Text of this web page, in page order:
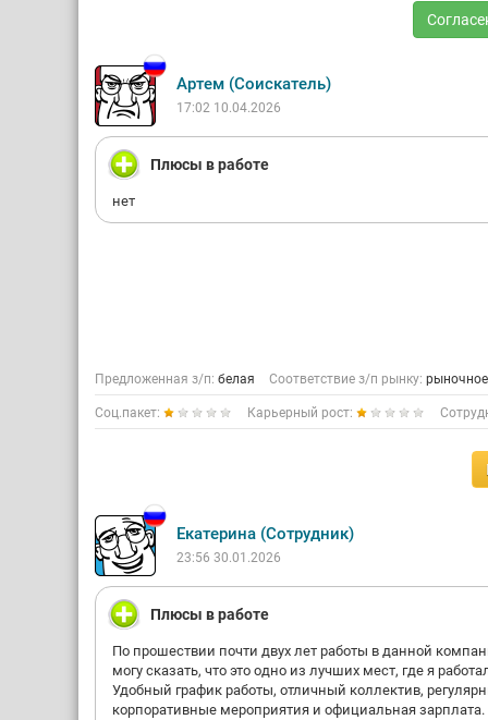
Артем (Соискатель)
17:02 10.04.2026
Плюсы в работе
нет
Предложенная з/п: белая Соответствие з/п рынку: рыночное
Соц.пакет: Карьерный рост:
Екатерина (Сотрудник)
23:56 30.01.2026
Плюсы в работе
По прошествии почти двух лет работы в данной
могу сказать, что это одно из лучших мест, где я
Удобный график работы, отличный коллектив,
корпоративные мероприятия и официальная зарплата.